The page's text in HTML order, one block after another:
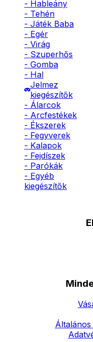
- Hableány
- Tehén
- Játék Baba
- Egér
- Virág
- Szuperhős
- Gomba
- Hal
Jelmez
kiegészítők
- Álarcok
- Arcfestékek
- Ékszerek
- Fegyverek
- Kalapok
- Fejdíszek
- Parókák
- Egyéb
kiegészítők